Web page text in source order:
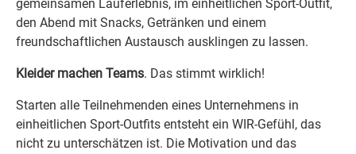
gemeinsamen Lauferlebnis, im einheitlichen Sport-Outfit,
den Abend mit Snacks, Getränken und einem
freundschaftlichen Austausch ausklingen zu lassen.
Kleider machen Teams. Das stimmt wirklich!
Starten alle Teilnehmenden eines Unternehmens in
einheitlichen Sport-Outfits entsteht ein WIR-Gefühl, das
nicht zu unterschätzen ist. Die Motivation und das